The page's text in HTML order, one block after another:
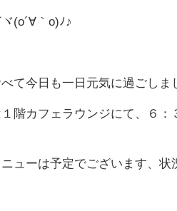
(o´∀｀o)ﾉ♪
て今日も一日元気に過ごしま
階カフェラウンジにて、６
ューは予定でございます、